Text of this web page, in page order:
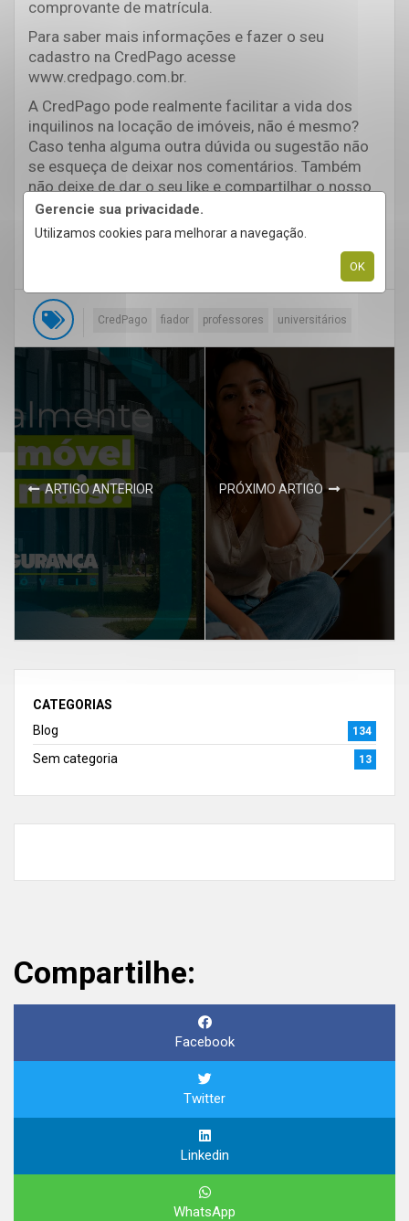
Gerencie sua privacidade.
Utilizamos cookies para melhorar a navegação.
OK
comprovante de matrícula.
Para saber mais informações e fazer o seu
cadastro na CredPago acesse
www.credpago.com.br.
A CredPago pode realmente facilitar a vida dos
inquilinos na locação de imóveis, não é mesmo?
Caso tenha alguma outra dúvida ou sugestão não
se esqueça de deixar nos comentários. Também
não deixe de dar o seu like e compartilhar o nosso
conteúdo, ele pode ser muito útil para seus
amigos.
CredPago fiador professores universitários
ARTIGO ANTERIOR PRÓXIMO ARTIGO
CATEGORIAS
Blog
134
Sem categoria 13
Compartilhe:
Facebook
Twitter
Linkedin
WhatsApp